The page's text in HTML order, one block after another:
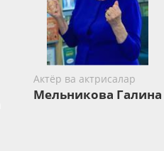
Актёр ва актрисалар
Мельникова Галина